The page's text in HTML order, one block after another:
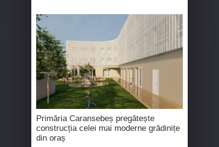
Primăria Caransebeș pregătește
construcția celei mai moderne grădinițe
din oraș